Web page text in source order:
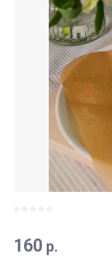
160 р.